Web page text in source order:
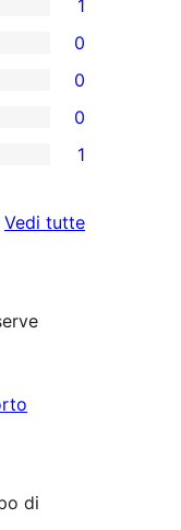
1
0
0
0
1
Vedi tuttele
di